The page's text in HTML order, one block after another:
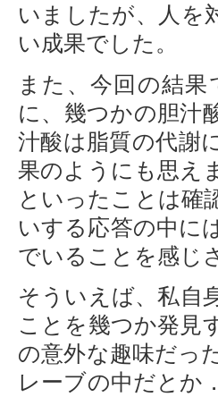
いましたが、人を
い成果でした。
また、今回の結
に、幾つかの胆汁
汁酸は脂質の代謝
果のようにも思え
といったことは確
いする応答の中に
でいることを感じ
そういえば、私自
ことを幾つか発見
の意外な趣味だっ
レーブの中だとか